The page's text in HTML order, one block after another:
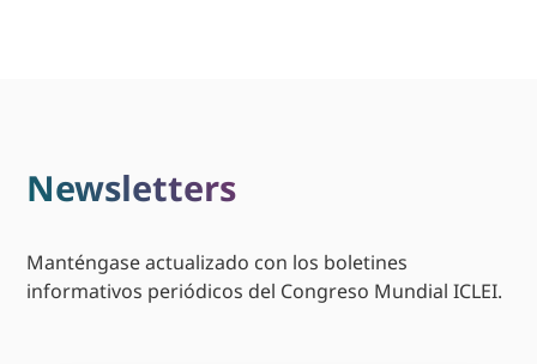
Newsletters
Manténgase actualizado con los boletines
informativos periódicos del Congreso Mundial ICLEI.